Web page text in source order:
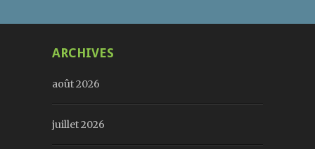
ARCHIVES
août 2026
juillet 2026